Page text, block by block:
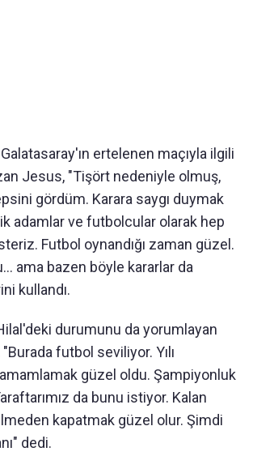
ertelenen maçıyla ilgili
Jesus, "Tişört nedeniyle olmuş,
gördüm. Karara saygı duymak
adamlar ve futbolcular olarak hep
Futbol oynandığı zaman güzel.
ama bazen böyle kararlar da
kullandı.
durumunu da yorumlayan
futbol seviliyor. Yılı
güzel oldu. Şampiyonluk
da bunu istiyor. Kalan
kapatmak güzel olur. Şimdi
dedi.